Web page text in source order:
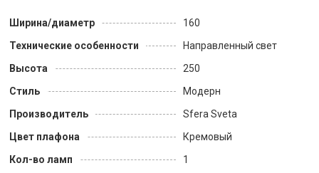
Ширина/диаметр
160
Технические особенности
Направленный свет
Высота
250
Стиль
Модерн
Производитель
Sfera Sveta
Цвет плафона
Кремовый
Кол-во ламп
1